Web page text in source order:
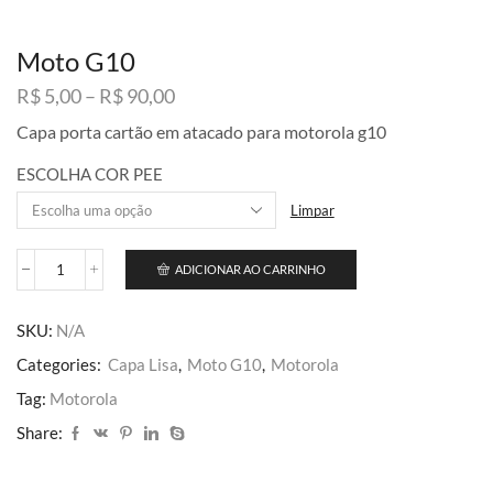
Moto G10
R$5,00– R$90,00Faixa
preço:
através
Capa porta cartão em atacado para motorola g10
ESCOLHA COR PEE
Limpar
Moto
ADICIONAR AO CARRINHO
SKU: N/A
Categories: Capa Lisa, Moto G10, Motorola
Tag: Motorola
Share: